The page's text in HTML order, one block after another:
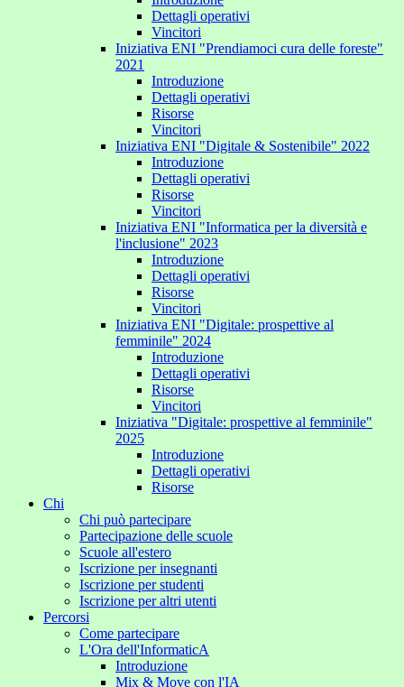
Dettagli operativi
Vincitori
Iniziativa ENI "Prendiamoci cura delle foreste"
2021
Introduzione
Dettagli operativi
Risorse
Vincitori
Iniziativa ENI "Digitale & Sostenibile" 2022
Introduzione
Dettagli operativi
Risorse
Vincitori
Iniziativa ENI "Informatica per la diversità e
l'inclusione" 2023
Introduzione
Dettagli operativi
Risorse
Vincitori
Iniziativa ENI "Digitale: prospettive al
femminile" 2024
Introduzione
Dettagli operativi
Risorse
Vincitori
Iniziativa "Digitale: prospettive al femminile"
2025
Introduzione
Dettagli operativi
Risorse
Chi
Chi può partecipare
Partecipazione delle scuole
Scuole all'estero
Iscrizione per insegnanti
Iscrizione per studenti
Iscrizione per altri utenti
Percorsi
Come partecipare
L'Ora dell'InformaticA
Introduzione
Mix & Move con l'IA